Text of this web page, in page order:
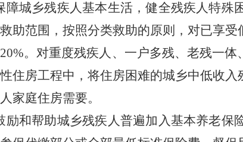
障城乡残疾人基本生活，健全残疾人特殊
助范围，按照分类救助的原则，对已享
。对重度残疾人、一户多残、老残一
住房工程中，将住房困难的城乡中低收
家庭住房需要。
励和帮助城乡残疾人普遍加入基本养老保